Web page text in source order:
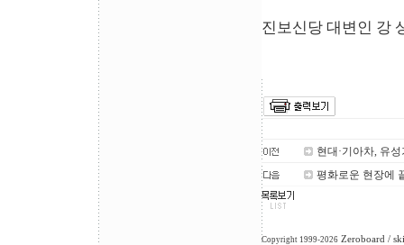
진보신당 대변인 강
현대·기아차, 유
평화로운 현장에
Copyright 1999-2026 Zeroboard /